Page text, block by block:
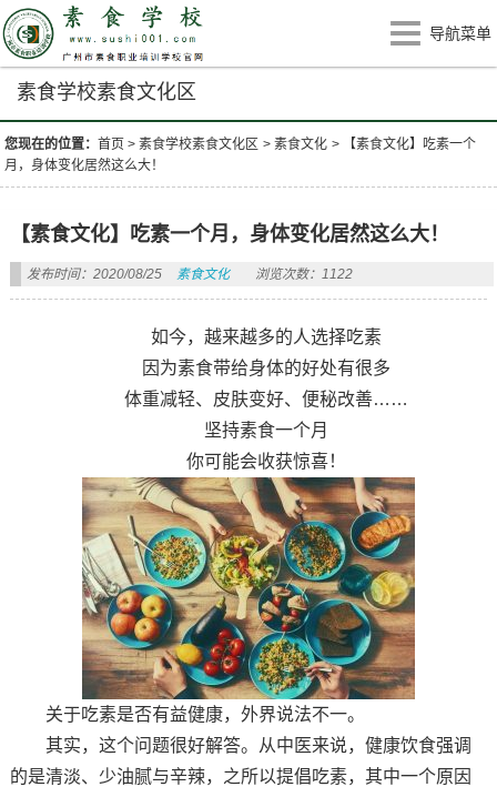
导航菜单
素食学校素食文化区
您现在的位置：首页 >素食学校素食文化区 >素食文化 >
【素食文化】吃素一个
月，身体变化居然这么大！
【素食文化】吃素一个月，身体变化居然这么大！
发布时间：2020/08/25 素食文化 浏览次数：1122
如今，越来越多的人选择吃素
因为素食带给身体的好处有很多
体重减轻、皮肤变好、便秘改善……
坚持素食一个月
你可能会收获惊喜！
关于吃素是否有益健康，外界说法不一。
其实，这个问题很好解答。从中医来说，健康饮食强调
的是清淡、少油腻与辛辣，之所以提倡吃素，其中一个原因